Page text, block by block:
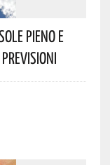
Pieno E
Previsioni